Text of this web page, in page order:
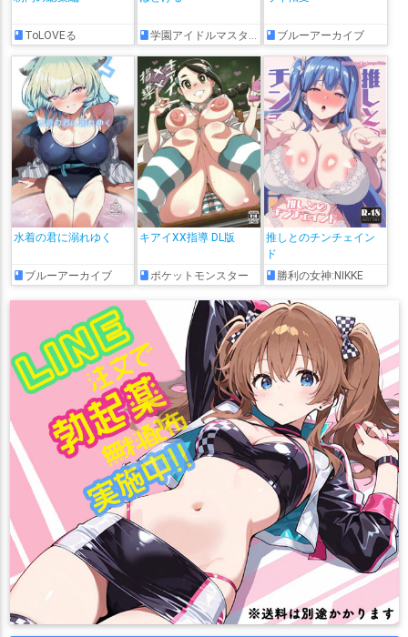
ToLOVEる 学園アイドルマスター ブルーアーカイブ
水着の君に溺れゆく
ブルーアーカイブ
キアイXX指導 DL版
ポケットモンスター
推しとのチンチェイン
ド
勝利の女神:NIKKE